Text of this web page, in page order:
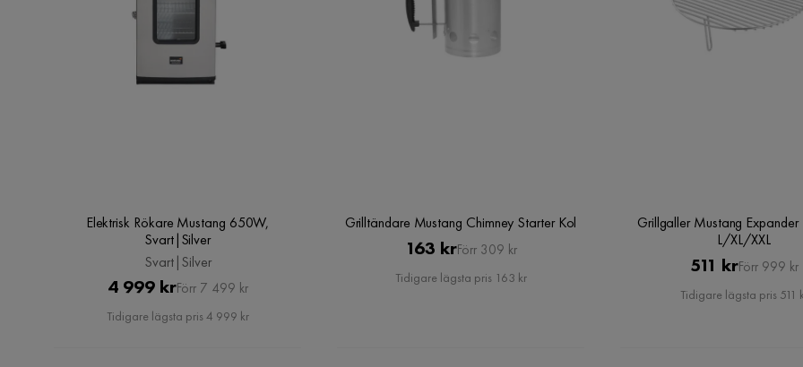
Höjd (mm): 120
Vikt (kg): 5.076
Elektrisk Rökare Mustang 650W,
Svart|Silver
Svart|Silver
Pris
4 999 krOriginal
Pris
Förr 7 499 kr
Tidigare lägsta pris 4 999 kr
Grilltändare Mustang Chimney Starter Kol
Pris
163 krOriginal
Pris
Förr 309 kr
Tidigare lägsta pris 163 kr
Grillgaller Mustang
L/XL/XXL
Pris
511 krOriginal
Pris
Förr 999 kr
Tidigare lägsta pris 511